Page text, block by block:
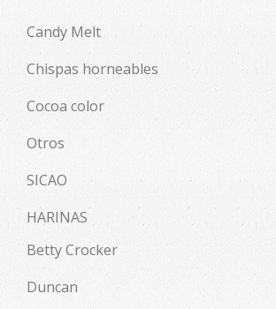
Candy Melt
Chispas horneables
Cocoa color
Otros
SICAO
HARINAS
Betty Crocker
Duncan